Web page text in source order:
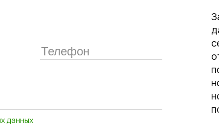
данных
Замечатльный
давно не встречала
откликнулся на просьбу
помощи и отправил мой
ночью, напечатал мне
номерок для моей
положил подарочный